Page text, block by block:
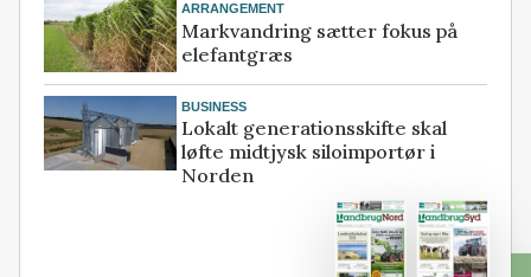
ARRANGEMENT
Markvandring sætter fokus på
elefantgræs
BUSINESS
Lokalt generationsskifte skal
løfte midtjysk siloimportør i
Norden